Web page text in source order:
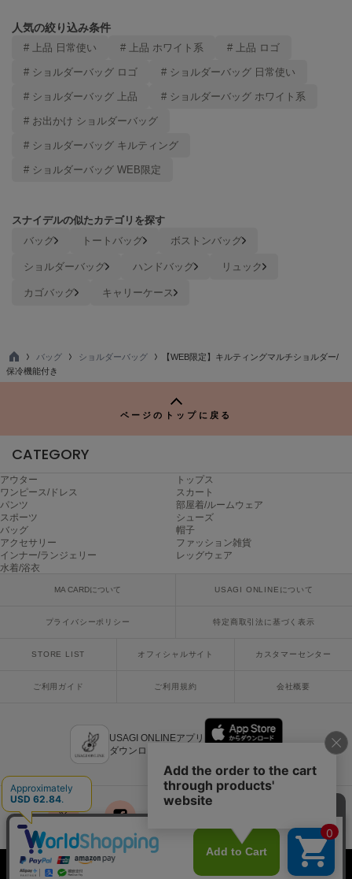
トーアンドトー
テバ
The Barnnet
ザバーネット
THE NORTH FACE
TSURU by Mariko Oikawa
UNDERSON UNDERSON
アンダーソン アンダーソン
アーバンリサーチ ロッソ
USAGI Books
ウサギブックス
USAGI Gallery
ウサギギャラリー
ウサギギフト
USAGI Item
ウサギヴィンテージ
人気の絞り込み条件
# 上品 日常使い # 上品 ホワイト系 # 上品 ロゴ
# ショルダーバッグ ロゴ # ショルダーバッグ 日常使い
# ショルダーバッグ 上品 # ショルダーバッグ ホワイト系
# お出かけ ショルダーバッグ
# ショルダーバッグ キルティング
# ショルダーバッグ WEB限定
スナイデルの似たカテゴリを探す
バッグ トートバッグ
ボストンバッグ
ショルダーバッグ
ハンドバッグ
リュック
カゴバッグ
キャリーケース
TO
P
バッグ ショルダーバッグ
【WEB限定】キルティングマルチショルダー/
保冷機能付き
ページのトップに戻る
CATEGORY
アウター
トップス
ワンピース/ドレス
スカート
パンツ
部屋着/ルームウェア
スポーツ
シューズ
バッグ
帽子
アクセサリー
ファッション雑貨
インナー/ランジェリー
レッグウェア
水着/浴衣
MA CARDについて USAGI ONLINEについて
プライバシーポリシー 特定商取引法に基づく表示
STORE LIST オフィシャルサイト カスタマーセンター
ご利用ガイド ご利用規約 会社概要
USAGI ONLINEアプリ
ダウンロードはこちら
x facebook LINE mail
Copyright © 2018 Usagi Online Co.,Ltd. All Rights Reserved.